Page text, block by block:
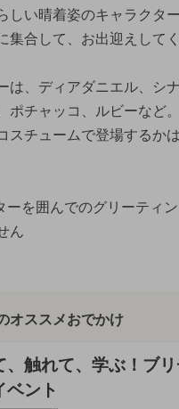
い晴着姿のキャラクタ
集合して、お出迎えしてく
は、ディアダニエル、シナ
ポチャッコ、ルビーなど
スチュームで登場するか
ーを囲んでのグリーティ
ん
オススメおでかけ
、触れて、学ぶ！ブリ
ベント